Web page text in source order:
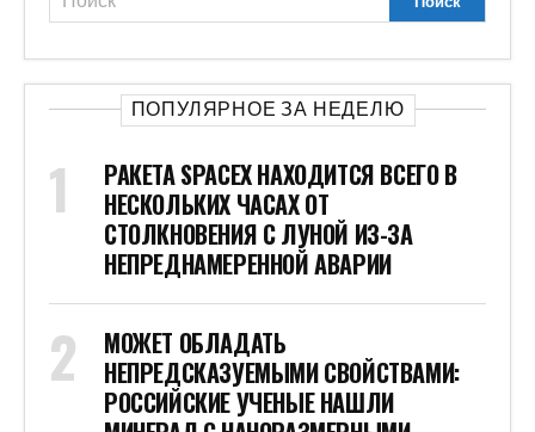
ПОПУЛЯРНОЕ ЗА НЕДЕЛЮ
РАКЕТА SPACEX НАХОДИТСЯ ВСЕГО В
НЕСКОЛЬКИХ ЧАСАХ ОТ
СТОЛКНОВЕНИЯ С ЛУНОЙ ИЗ-ЗА
НЕПРЕДНАМЕРЕННОЙ АВАРИИ
МОЖЕТ ОБЛАДАТЬ
НЕПРЕДСКАЗУЕМЫМИ СВОЙСТВАМИ:
РОССИЙСКИЕ УЧЕНЫЕ НАШЛИ